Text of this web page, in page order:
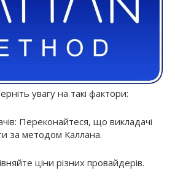
увагу на такі фактори:
Переконайтеся, що викладачі
за методом Каллана.
ціни різних провайдерів.